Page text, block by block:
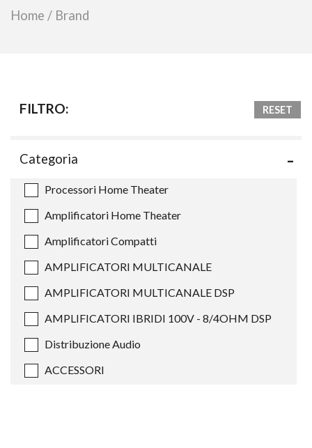
Home / Brand
FILTRO: RESET
Categoria
Processori Home Theater
Amplificatori Home Theater
Amplificatori Compatti
AMPLIFICATORI MULTICANALE
AMPLIFICATORI MULTICANALE DSP
AMPLIFICATORI IBRIDI 100V - 8/4OHM DSP
Distribuzione Audio
ACCESSORI